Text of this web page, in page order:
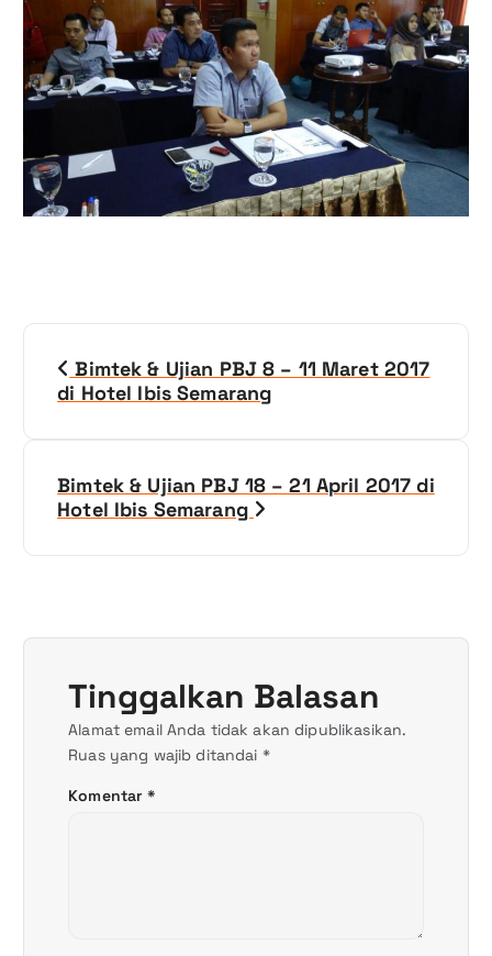
s
Bimtek & Ujian PBJ 8 – 11 Maret 2017
di Hotel Ibis Semarang
Bimtek & Ujian PBJ 18 – 21 April 2017 di
Hotel Ibis Semarang
Tinggalkan Balasan
Alamat email Anda tidak akan dipublikasikan.
Ruas yang wajib ditandai *
Komentar*